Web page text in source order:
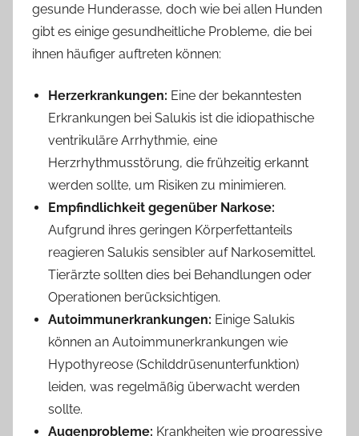
gesunde Hunderasse, doch wie bei allen Hunden
gibt es einige gesundheitliche Probleme, die bei
ihnen häufiger auftreten können:
Herzerkrankungen: Eine der bekanntesten
Erkrankungen bei Salukis ist die idiopathische
ventrikuläre Arrhythmie, eine
Herzrhythmusstörung, die frühzeitig erkannt
werden sollte, um Risiken zu minimieren.
Empfindlichkeit gegenüber Narkose:
Aufgrund ihres geringen Körperfettanteils
reagieren Salukis sensibler auf Narkosemittel.
Tierärzte sollten dies bei Behandlungen oder
Operationen berücksichtigen.
Autoimmunerkrankungen: Einige Salukis
können an Autoimmunerkrankungen wie
Hypothyreose (Schilddrüsenunterfunktion)
leiden, was regelmäßig überwacht werden
sollte.
Augenprobleme: Krankheiten wie progressive